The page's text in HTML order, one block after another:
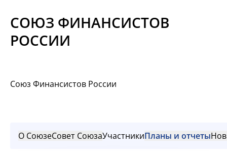
Материалы
СОЮЗ ФИНАНСИСТОВ
РОССИИ
Союз Финансистов России
О СоюзеСовет СоюзаУчастникиПланы и отчеты